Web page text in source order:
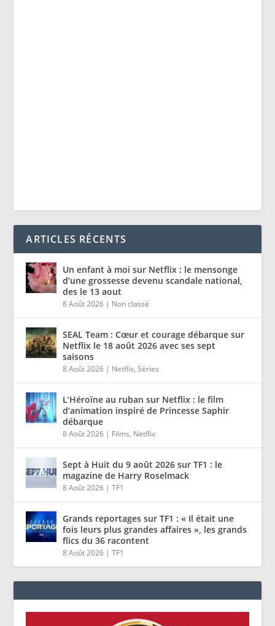
ARTICLES RÉCENTS
Un enfant à moi sur Netflix : le mensonge
d’une grossesse devenu scandale national,
des le 13 aout
8 Août 2026 | Non classé
SEAL Team : Cœur et courage débarque sur
Netflix le 18 août 2026 avec ses sept
saisons
8 Août 2026 | Netflix,Séries
L’Héroïne au ruban sur Netflix : le film
d’animation inspiré de Princesse Saphir
débarque
8 Août 2026 | Films, Netflix
Sept à Huit du 9 août 2026 sur TF1 : le
magazine de Harry Roselmack
8 Août 2026 |TF1
Grands reportages sur TF1 : « Il était une
fois leurs plus grandes affaires », les grands
flics du 36 racontent
8 Août 2026 |TF1